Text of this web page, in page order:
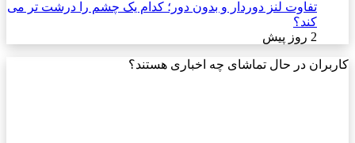
تفاوت لنز دوردار و بدون دور؛ کدام یک چشم را درشت تر می
کند؟
2 روز پیش
کاربران در حال تماشای چه اخباری هستند؟